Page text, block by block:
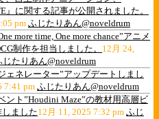
』に関する記事が公開されました。
pm ふじたりあん@noveldrum
more time, One more chance”アニメ
制作を担当しました。 12月 24,
じたりあん@noveldrum
ェネレーター”アップデートしまし
7:41 pmふじたりあん@noveldrum
ント”Houdini Maze”の教材用高層ビ
ました12月 11, 2025 7:32 pm ふじ